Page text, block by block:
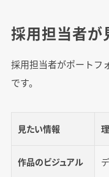
採用担当者が
採用担当者がポートフ
です。
見たい情報
作品のビジュアル